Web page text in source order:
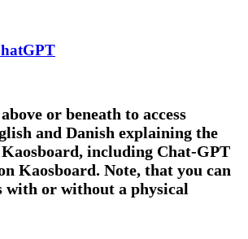
or beneath to access
and Danish explaining the
including Chat-GPT
Kaosboard. Note, that you can
with or without a physical